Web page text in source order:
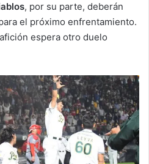
, por su parte, deberán
el próximo enfrentamiento.
espera otro duelo